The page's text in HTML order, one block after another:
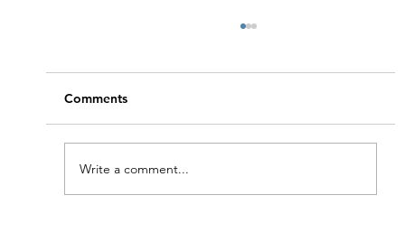
Tussen Grenada en Martinique
Comments
Write a comment...